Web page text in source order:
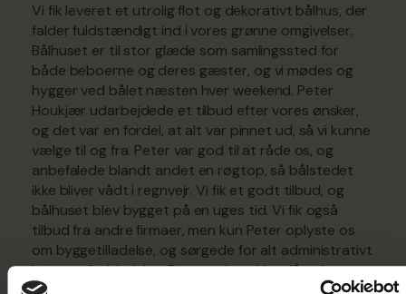
Vi fik leveret et utrolig flot og dekorativt bålhus, der
falder fuldstændigt ind i vores grønne omgivelser.
Bålhuset er til stor glæde som samlingssted for
både beboerne og deres gæster, og vi mødes og
hygger ved bålet næsten hver weekend. Peter
Houkjær udarbejdede et tilbud efter vores ønsker,
og det var en fordel, at alt var pinnet ud, så vi kunne
vælge til og fra. Peter var god til at råde os, og
anbefalede blandt andet en røgtop, så bålstedet
ikke bliver vådt i regnvejr. Vi fik et godt tilbud, og
bålhuset blev bygget på en uges tid. Vi fik også
tilbud fra andre firmaer, men kun Peter oplyste os
om byggetilladelse, og sørgede for alt administrativt
i samme forbindelse. Den service, vi har fået, har
været helt i top.